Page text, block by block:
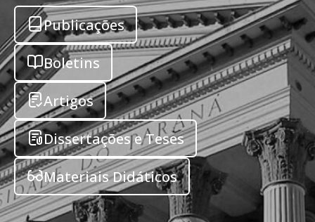
Publicações
Boletins
Artigos
Dissertações e Teses
Materiais Didáticos